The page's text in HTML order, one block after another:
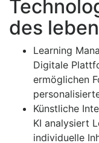
des
Learning
Digitale
ermöglichen
Künstliche
KI analysiert
individuelle